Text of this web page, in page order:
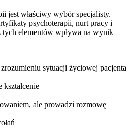
jest właściwy wybór specjalisty.
psychoterapii, nurt pracy i
tych elementów wpływa na wynik
sytuacji życiowej pacjenta
kształcenie
ale prowadzi rozmowę